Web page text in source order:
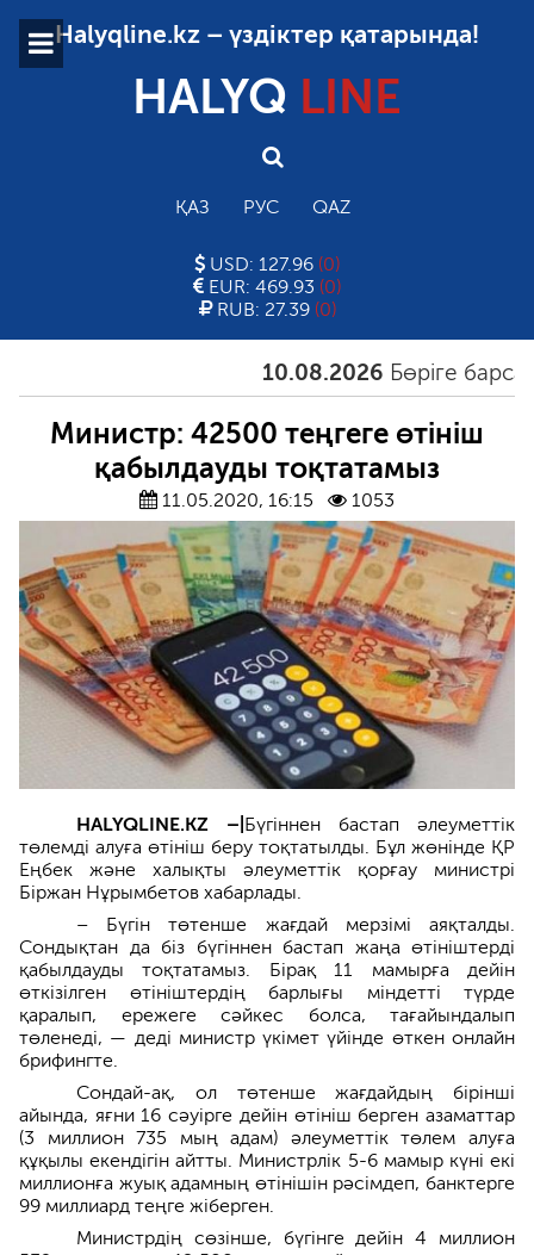
Halyqline.kz – үздіктер қатарында!
HALYQ LINE
ҚАЗ РУС QAZ
USD: 127.96 (0)
EUR: 469.93 (0)
RUB: 27.39 (0)
10.08.2026 Бөріге барсаң,
Министр: 42500 теңгеге өтініш
қабылдауды тоқтатамыз
11.05.2020, 16:15 1053
HALYQLINE.KZ –| Бүгіннен бастап әлеуметтік
төлемді алуға өтініш беру тоқтатылды. Бұл жөнінде ҚР
Еңбек және халықты әлеуметтік қорғау министрі
Біржан Нұрымбетов хабарлады.
– Бүгін төтенше жағдай мерзімі аяқталды.
Сондықтан да біз бүгіннен бастап жаңа өтініштерді
қабылдауды тоқтатамыз. Бірақ 11 мамырға дейін
өткізілген өтініштердің барлығы міндетті түрде
қаралып, ережеге сәйкес болса, тағайындалып
төленеді, — деді министр үкімет үйінде өткен онлайн
брифингте.
Сондай-ақ, ол төтенше жағдайдың бірінші
айында, яғни 16 сәуірге дейін өтініш берген азаматтар
(3 миллион 735 мың адам) әлеуметтік төлем алуға
құқылы екендігін айтты. Министрлік 5-6 мамыр күні екі
миллионға жуық адамның өтінішін рәсімдеп, банктерге
99 миллиард теңге жіберген.
Министрдің сөзінше, бүгінге дейін 4 миллион